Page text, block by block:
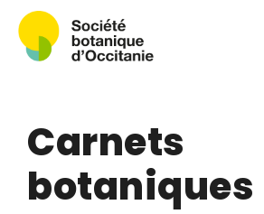
Colloque
Convergences botaniques
Herbier PCPR
Carnets
botaniques